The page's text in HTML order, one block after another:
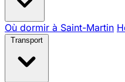
Où dormir à Saint-Martin
Transport